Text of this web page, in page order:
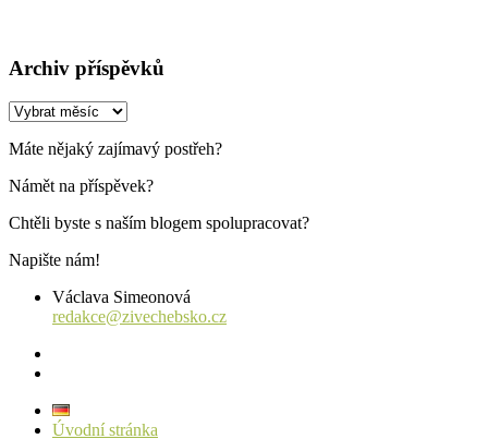
Archiv příspěvků
Archiv
Máte nějaký zajímavý postřeh?
Námět na příspěvek?
Chtěli byste s naším blogem spolupracovat?
Napište nám!
Václava Simeonová
redakce@zivechebsko.cz
Úvodní stránka